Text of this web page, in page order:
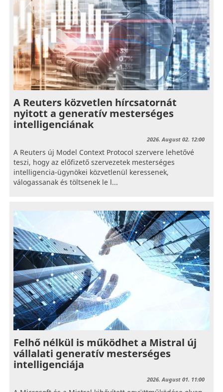
A Reuters közvetlen hírcsatornát
nyitott a generatív mesterséges
intelligenciának
2026. August 02. 12:00
A Reuters új Model Context Protocol szervere lehetővé
teszi, hogy az előfizető szervezetek mesterséges
intelligencia-ügynökei közvetlenül keressenek,
válogassanak és töltsenek le l...
Felhő nélkül is működhet a Mistral új
vállalati generatív mesterséges
intelligenciája
2026. August 01. 11:00